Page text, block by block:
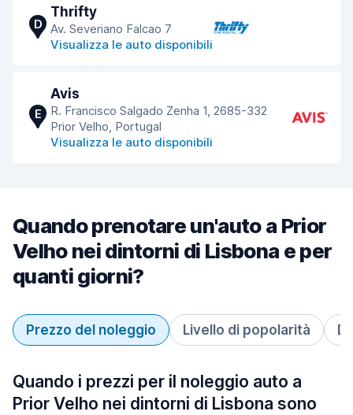
D
Thrifty
Av. Severiano Falcao 7
Visualizza le auto disponibili
E
Avis
R. Francisco Salgado Zenha 1, 2685-332
Prior Velho, Portugal
Visualizza le auto disponibili
Quando prenotare un'auto a Prior
Velho nei dintorni di Lisbona e per
quanti giorni?
Prezzo del noleggio Livello di popolarità
Quando i prezzi per il noleggio auto a
Prior Velho nei dintorni di Lisbona sono